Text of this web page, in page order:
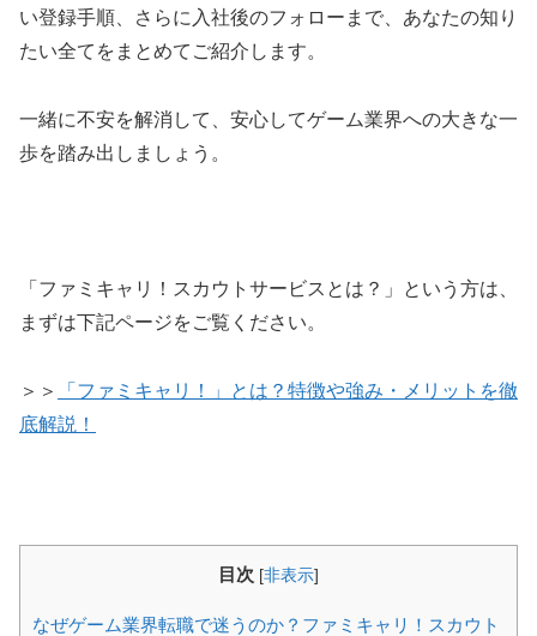
い登録手順、さらに入社後のフォローまで、あなたの知り
たい全てをまとめてご紹介します。
一緒に不安を解消して、安心してゲーム業界への大きな一
歩を踏み出しましょう。
「ファミキャリ！スカウトサービスとは？」という方は、
まずは下記ページをご覧ください。
＞＞
「ファミキャリ！」とは？特徴や強み・メリットを徹
底解説！
目次 [非表示]
なぜゲーム業界転職で迷うのか？ファミキャリ！スカウト